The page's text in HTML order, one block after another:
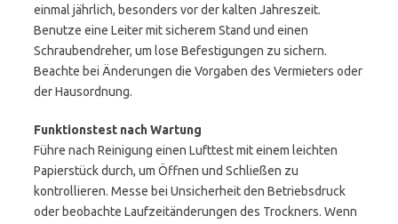
einmal jährlich, besonders vor der kalten Jahreszeit.
Benutze eine Leiter mit sicherem Stand und einen
Schraubendreher, um lose Befestigungen zu sichern.
Beachte bei Änderungen die Vorgaben des Vermieters oder
der Hausordnung.
Funktionstest nach Wartung
Führe nach Reinigung einen Lufttest mit einem leichten
Papierstück durch, um Öffnen und Schließen zu
kontrollieren. Messe bei Unsicherheit den Betriebsdruck
oder beobachte Laufzeitänderungen des Trockners. Wenn